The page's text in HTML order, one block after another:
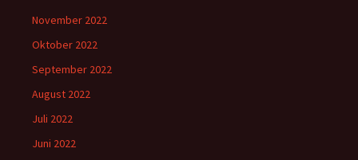
November 2022
Oktober 2022
September 2022
August 2022
Juli 2022
Juni 2022